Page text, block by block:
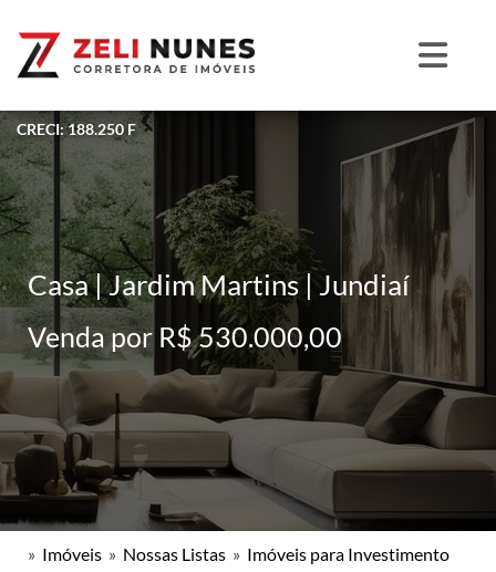
CRECI: 188.250 F
Casa | Jardim Martins | Jundiaí
Venda por R$ 530.000,00
» Imóveis » Nossas Listas » Imóveis para Investimento